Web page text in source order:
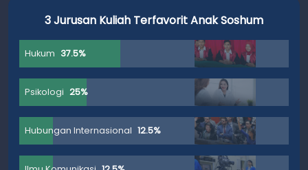
3 Jurusan Kuliah Terfavorit Anak Soshum
Hukum 37.5%
Psikologi 25%
Hubungan Internasional 12.5%